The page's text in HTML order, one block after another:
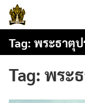
Skip
พระธาตุพนม
Tag: พระธาตุป
Tag: พระ